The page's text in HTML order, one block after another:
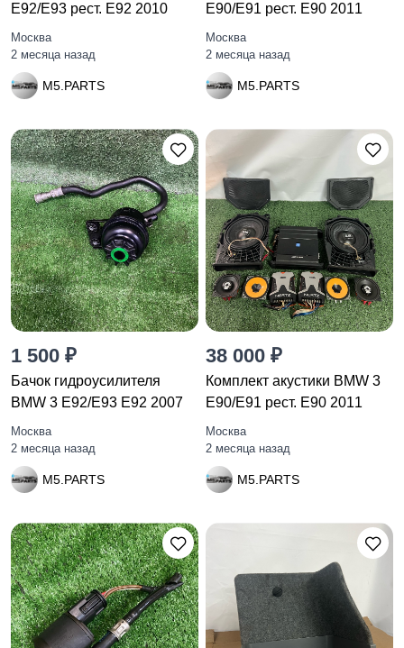
E92/E93 рест. E92 2010
Москва
2 месяца назад
M5.PARTS
E90/E91 рест. E90 2011
Москва
2 месяца назад
M5.PARTS
1 500 ₽
Бачок гидроусилителя
BMW 3 E92/E93 E92 2007
Москва
2 месяца назад
M5.PARTS
38 000 ₽
Комплект акустики BMW 3
E90/E91 рест. E90 2011
Москва
2 месяца назад
M5.PARTS